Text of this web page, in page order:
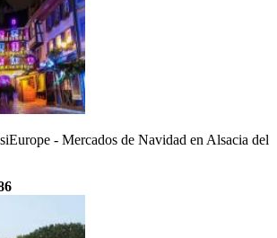
- Mercados de Navidad en Alsacia del